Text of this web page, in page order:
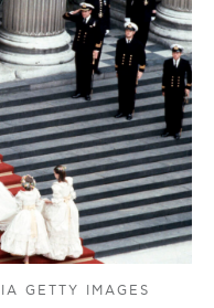
GETTY IMAGES